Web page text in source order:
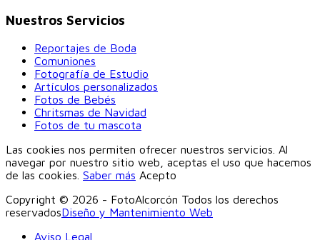
Nuestros Servicios
Reportajes de Boda
Comuniones
Fotografía de Estudio
Artículos personalizados
Fotos de Bebés
Chritsmas de Navidad
Fotos de tu mascota
Las cookies nos permiten ofrecer nuestros servicios. Al
navegar por nuestro sitio web, aceptas el uso que hacemos
de las cookies. Saber más Acepto
Copyright © 2026 - FotoAlcorcón Todos los derechos
reservadosDiseño y Mantenimiento Web
Aviso Legal